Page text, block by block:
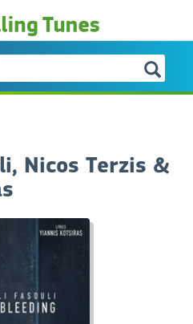
Nicos Terzis &